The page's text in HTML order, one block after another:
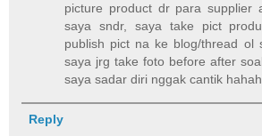
picture product dr para supplier
saya sndr, saya take pict
publish pict na ke blog/thread ol
saya jrg take foto before after
saya sadar diri nggak cantik
Reply